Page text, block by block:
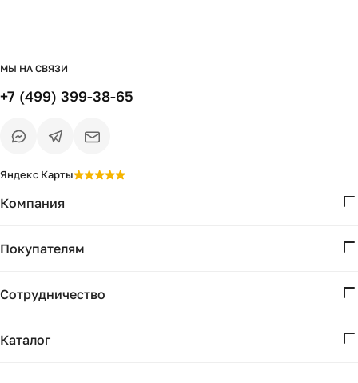
Компания
Проекты
Покупателям
Доставка и оплата
Сотрудничество
Бизнесу
Каталог
МЫ НА СВЯЗИ
+7 (499) 399-38-65
Яндекс Карты